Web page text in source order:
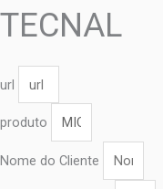
TECNAL
url
produto
Nome do Cliente